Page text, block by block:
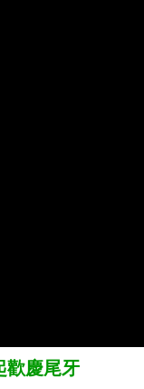
慶尾牙